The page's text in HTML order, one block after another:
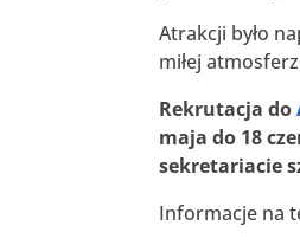
Atrakcji było
miłej
Rekrutacja do
maja do 18
sekretariacie
Informacje na